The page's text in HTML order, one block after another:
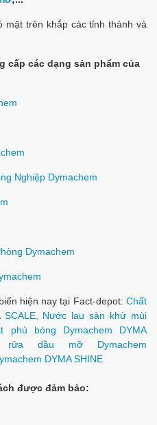
mặt trên khắp các tỉnh thành và
cấp các dạng sản phẩm của
Nghiệp Dymachem
Dymachem
hiện nay tại Fact-depot: Chất
, Nước lau sàn khử mùi
phủ bóng Dymachem DYMA
dầu mỡ Dymachem
DYMA SHINE
được đảm bảo: